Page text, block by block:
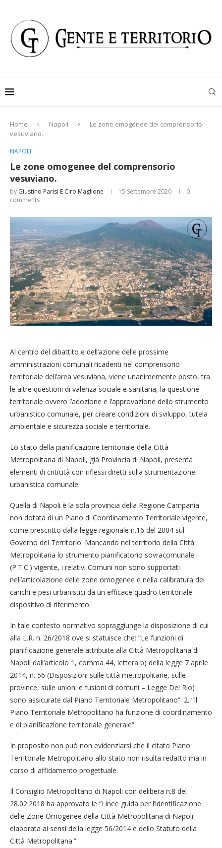
Home Napoli
Le zone omogenee del comprensorio
vesuviano.
NAPOLI
Le zone omogenee del comprensorio
vesuviano.
by Giustino Parisi E Ciro Maglione 15 Settembre 2020
0
comments
Al centro del dibattito e dell’azione delle prossime
amministrazioni comunali ricadenti nel comprensorio
territoriale dell’area vesuviana, viene unanimemente posto, tra
le altre questioni di valenza sociale e sanitaria, la questione
territoriale ovvero l’adozione e l’approvazione dello strumento
urbanistico comunale, per creare condizioni di sviluppo, tutela
ambientale e sicurezza sociale e territoriale.
Lo stato della pianificazione territoriale della Città
Metropolitana di Napoli, già Provincia di Napoli, presenta
elementi di criticità con riflessi diretti sulla strumentazione
urbanistica comunale.
Quella di Napoli è la sola provincia della Regione Campania
non dotata di un Piano di Coordinamento Territoriale vigente,
come prescritto dalla legge regionale n.16 del 2004 sul
Governo del Territorio. Mancando nel territorio della Città
Metropolitana lo strumento pianificatorio sovracomunale
(P.T.C.) vigente, i relativi Comuni non sono supportati
nell’articolazione delle zone omogenee e nella calibratura dei
carichi e pesi urbanistici da un efficace quadro territoriale
dispositivo di riferimento.
In tale contesto normativo sopraggiunge la disposizione di cui
alla L.R. n. 26/2018 ove si statuisce che: “Le funzioni di
pianificazione generale attribuite alla Città Metropolitana di
Napoli dall’articolo 1, comma 44, lettera b) della legge 7 aprile
2014, n. 56 (Disposizioni sulle città metropolitane, sulle
province, sulle unioni e fusioni di comuni – Legge Del Rio)
sono assicurate dal Piano Territoriale Metropolitano”. 2. “Il
Piano Territoriale Metropolitano ha funzione di coordinamento
e di pianificazione territoriale generale”.
In proposito non può non evidenziarsi che il citato Piano
Territoriale Metropolitano allo stato non risulta redatto ma in
corso di affidamento progettuale.
Il Consiglio Metropolitano di Napoli con delibera n.8 del
28.02.2018 ha approvato le “Linee guida per l’identificazione
delle Zone Omogenee della Città Metropolitana di Napoli
elaborata ai sensi della legge 56/2014 e dello Statuto della
Città Metropolitana.”